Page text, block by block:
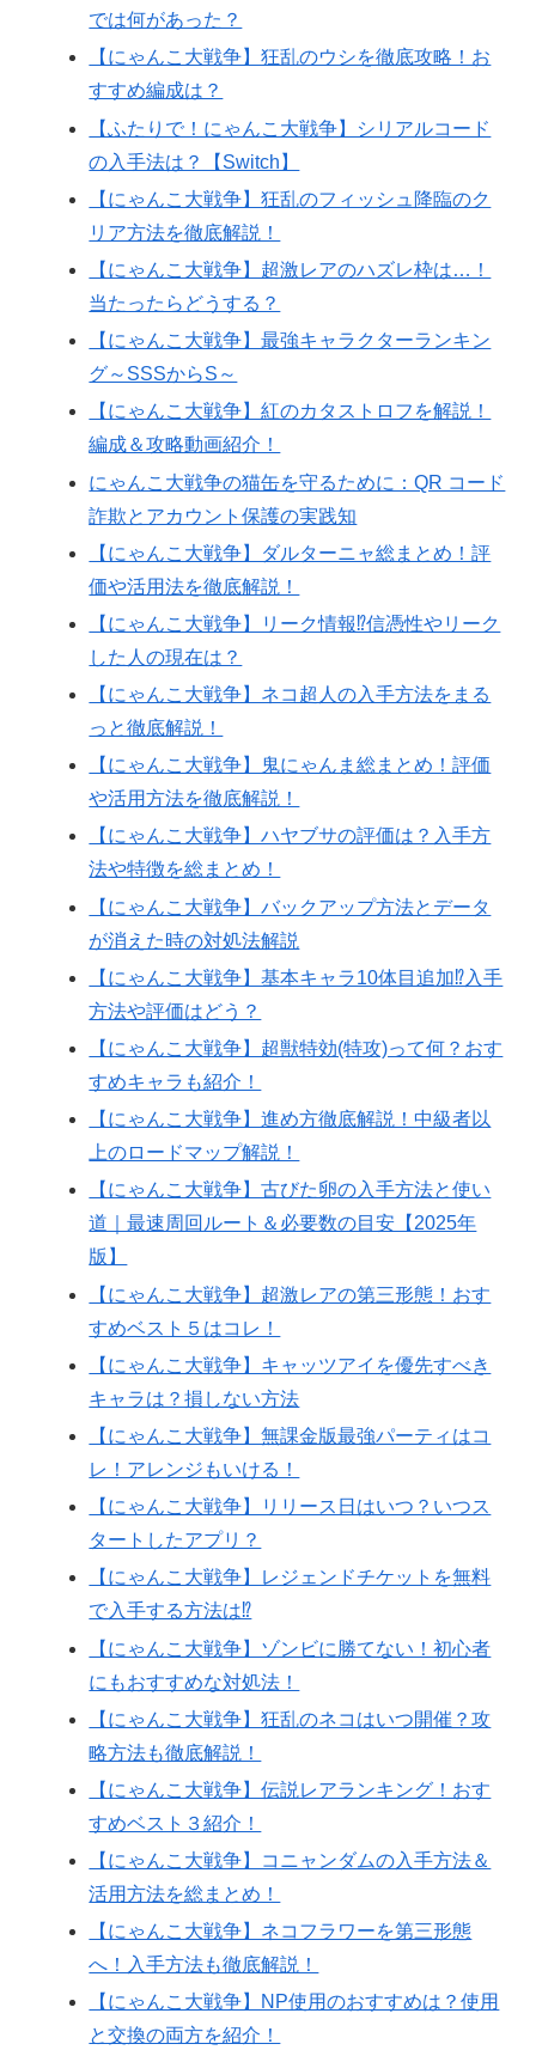
では何があった？
【にゃんこ大戦争】狂乱のウシを徹底攻略！お
すすめ編成は？
【ふたりで！にゃんこ大戦争】シリアルコード
の入手法は？【Switch】
【にゃんこ大戦争】狂乱のフィッシュ降臨のク
リア方法を徹底解説！
【にゃんこ大戦争】超激レアのハズレ枠は…！
当たったらどうする？
【にゃんこ大戦争】最強キャラクターランキン
グ～SSSからS～
【にゃんこ大戦争】紅のカタストロフを解説！
編成＆攻略動画紹介！
にゃんこ大戦争の猫缶を守るために：QR コード
詐欺とアカウント保護の実践知
【にゃんこ大戦争】ダルターニャ総まとめ！評
価や活用法を徹底解説！
【にゃんこ大戦争】リーク情報⁉信憑性やリーク
した人の現在は？
【にゃんこ大戦争】ネコ超人の入手方法をまる
っと徹底解説！
【にゃんこ大戦争】鬼にゃんま総まとめ！評価
や活用方法を徹底解説！
【にゃんこ大戦争】ハヤブサの評価は？入手方
法や特徴を総まとめ！
【にゃんこ大戦争】バックアップ方法とデータ
が消えた時の対処法解説
【にゃんこ大戦争】基本キャラ10体目追加⁉入手
方法や評価はどう？
【にゃんこ大戦争】超獣特効(特攻)って何？おす
すめキャラも紹介！
【にゃんこ大戦争】進め方徹底解説！中級者以
上のロードマップ解説！
【にゃんこ大戦争】古びた卵の入手方法と使い
道｜最速周回ルート＆必要数の目安【2025年
版】
【にゃんこ大戦争】超激レアの第三形態！おす
すめベスト５はコレ！
【にゃんこ大戦争】キャッツアイを優先すべき
キャラは？損しない方法
【にゃんこ大戦争】無課金版最強パーティはコ
レ！アレンジもいける！
【にゃんこ大戦争】リリース日はいつ？いつス
タートしたアプリ？
【にゃんこ大戦争】レジェンドチケットを無料
で入手する方法は⁉
【にゃんこ大戦争】ゾンビに勝てない！初心者
にもおすすめな対処法！
【にゃんこ大戦争】狂乱のネコはいつ開催？攻
略方法も徹底解説！
【にゃんこ大戦争】伝説レアランキング！おす
すめベスト３紹介！
【にゃんこ大戦争】コニャンダムの入手方法＆
活用方法を総まとめ！
【にゃんこ大戦争】ネコフラワーを第三形態
へ！入手方法も徹底解説！
【にゃんこ大戦争】NP使用のおすすめは？使用
と交換の両方を紹介！